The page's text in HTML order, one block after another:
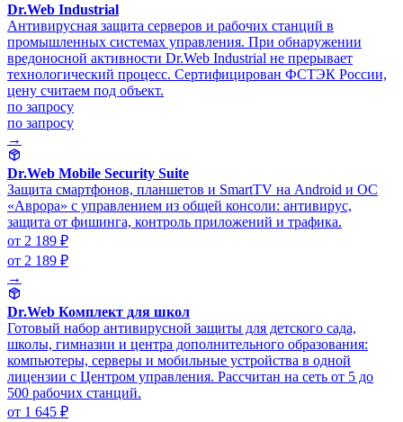
Dr.Web Industrial
Антивирусная защита серверов и рабочих станций в
промышленных системах управления. При обнаружении
вредоносной активности Dr.Web Industrial не прерывает
технологический процесс. Сертифицирован ФСТЭК России,
цену считаем под объект.
по запросу
по запросу
→
Dr.Web Mobile Security Suite
Защита смартфонов, планшетов и SmartTV на Android и ОС
«Аврора» с управлением из общей консоли: антивирус,
защита от фишинга, контроль приложений и трафика.
от 2 189 ₽
от 2 189 ₽
→
Dr.Web Комплект для школ
Готовый набор антивирусной защиты для детского сада,
школы, гимназии и центра дополнительного образования:
компьютеры, серверы и мобильные устройства в одной
лицензии с Центром управления. Рассчитан на сеть от 5 до
500 рабочих станций.
от 1 645 ₽